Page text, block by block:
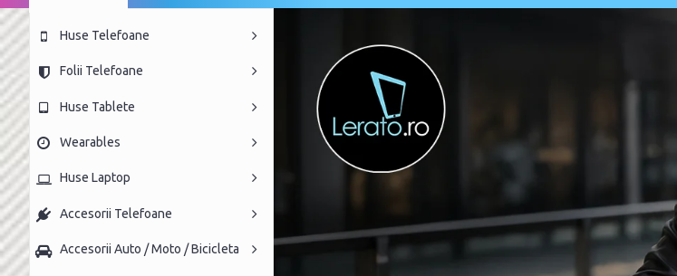
Huse Telefoane
Folii Telefoane
Huse Tablete
Wearables
Huse Laptop
Accesorii Telefoane
Accesorii Auto / Moto / Bicicleta